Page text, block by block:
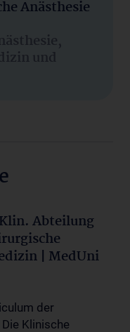
Anästhesie
und
Abteilung
| MedUni
der
Klinische